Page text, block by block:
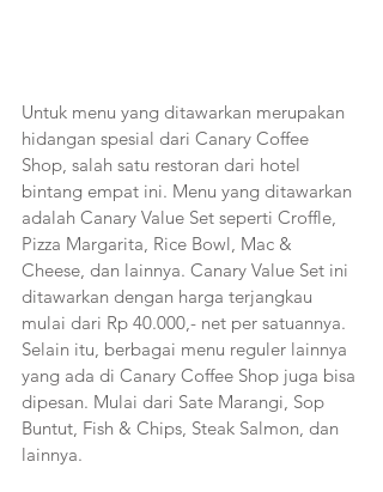
Untuk menu yang ditawarkan merupakan
hidangan spesial dari Canary Coffee
Shop, salah satu restoran dari hotel
bintang empat ini. Menu yang ditawarkan
adalah Canary Value Set seperti Croffle,
Pizza Margarita, Rice Bowl, Mac &
Cheese, dan lainnya. Canary Value Set ini
ditawarkan dengan harga terjangkau
mulai dari Rp 40.000,- net per satuannya.
Selain itu, berbagai menu reguler lainnya
yang ada di Canary Coffee Shop juga bisa
dipesan. Mulai dari Sate Marangi, Sop
Buntut, Fish & Chips, Steak Salmon, dan
lainnya.